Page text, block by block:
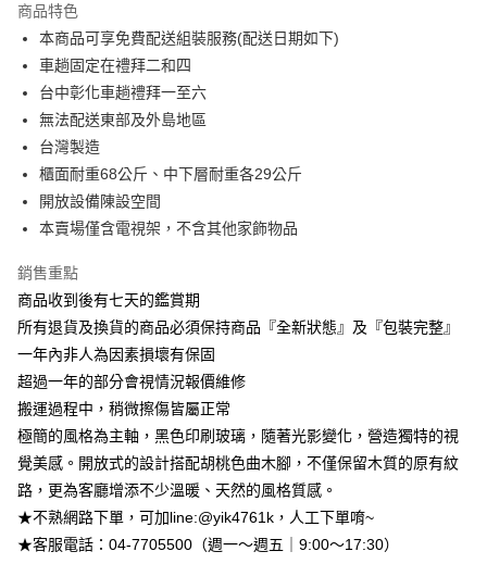
合作金庫商業銀行
華南商業銀行
彰化商業銀行
上海商業儲蓄銀行
國泰世華商業銀行
臺灣中小企業銀行
匯豐（台灣）商業銀行
聯邦商業銀行
元大商業銀行
永豐商業銀行
玉山商業銀行
台新國際商業銀行
中國信託商業銀行
6 期 0 利率 每期
華南商業銀行
上海商業儲蓄銀行
國泰世華商業銀行
臺灣中小企業銀行
匯豐（台灣）商業銀行
華泰商業銀行
聯邦商業銀行
元大商業銀行
玉山商業銀行
星展（台灣）商業銀行
台灣樂天信用卡公司
LINE Pay
Apple Pay
街口支付
悠遊付
Google Pay
【大哥付你分期使用說明】
1.本服務由台灣大哥大提供，台灣大哥大用戶可立即使用無須另外申請。
2.付款方式選擇「大哥付你分期」，訂單成立後會自動跳轉到大哥付的交易
流程，驗證手機門號後，選擇欲分期的期數、繳款截止日，確認付款後即完
成交易。
3.實際核准額度、可分期數及費用金額請依後續交易確認頁面所載為準。
4.訂單成立30分鐘內，如未前往確認交易或遇審核未通過，訂單將自動取
法說明評估內容。
【繳款方式說明】
1.分期款項不併入電信帳單，「大哥付你分期」於每月結算日後寄送繳費提
醒簡訊。
2.透過簡訊連結打開帳單後，可選擇「超商條碼／台灣大直營門市／銀行轉
AFTEE先享後付
相關說明
【關於「AFTEE先享後付」】
AFTEE先享後付是「在收到商品之後才付款」的支付方式。 讓您購物簡單
便利好安心！
１．簡單：不需註冊會員、不需綁卡、不需儲值。
２．便利：只要手機號碼，簡訊認證，即可結帳。
【「AFTEE先享後付」結帳流程】
１．於結帳方式選擇「AFTEE先享後付」後，將跳轉至「AFTEE先享後付」
結帳頁面，進行簡訊認證並確認金額後，即可完成結帳。
運送方式
➤一般商品『宅配寄送』：1.車趟為週一至六 2.無組裝，只送至一
樓 3.購買大型家具，可一同配送組裝
免運費
商品特色
本商品可享免費配送組裝服務(配送日期如下)
車趟固定在禮拜二和四
台中彰化車趟禮拜一至六
無法配送東部及外島地區
台灣製造
櫃面耐重68公斤、中下層耐重各29公斤
開放設備陳設空間
本賣場僅含電視架，不含其他家飾物品
銷售重點
商品收到後有七天的鑑賞期
所有退貨及換貨的商品必須保持商品『全新狀態』及『包裝完整』
一年內非人為因素損壞有保固
超過一年的部分會視情況報價維修
搬運過程中，稍微擦傷皆屬正常
極簡的風格為主軸，黑色印刷玻璃，隨著光影變化，營造獨特的視
覺美感。開放式的設計搭配胡桃色曲木腳，不僅保留木質的原有紋
路，更為客廳增添不少溫暖、天然的風格質感。
★不熟網路下單，可加line:@yik4761k，人工下單唷~
★客服電話：04-7705500（週一～週五｜9:00～17:30）